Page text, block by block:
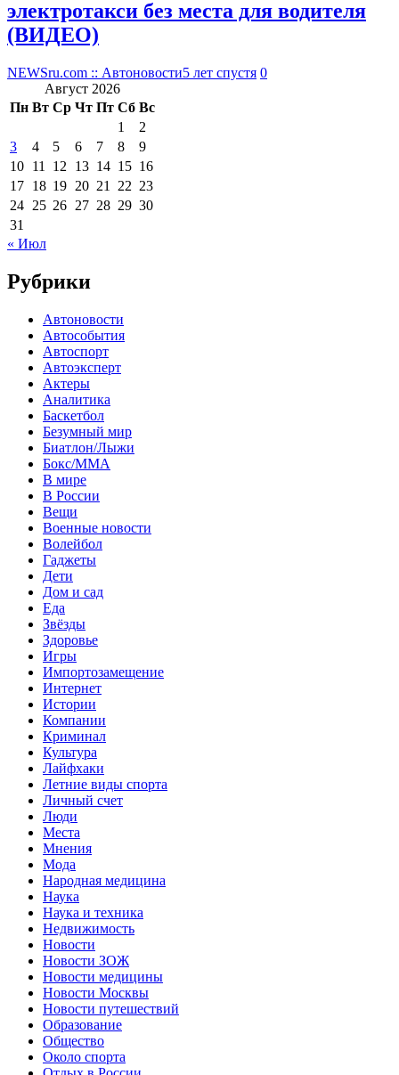
электротакси без места для водителя
(ВИДЕО)
NEWSru.com :: Автоновости5 лет спустя 0
Август 2026
Пн Вт Ср Чт Пт Сб Вс
1
2
3
4 5 6 7 8
9
10 11 12 13 14 15 16
17 18 19 20 21 22 23
24 25 26 27 28 29 30
31
« Июл
Рубрики
Автоновости
Автособытия
Автоспорт
Автоэксперт
Актеры
Аналитика
Баскетбол
Безумный мир
Биатлон/Лыжи
Бокс/MMA
В мире
В России
Вещи
Военные новости
Волейбол
Гаджеты
Дети
Дом и сад
Еда
Звёзды
Здоровье
Игры
Импортозамещение
Интернет
Истории
Компании
Криминал
Культура
Лайфхаки
Летние виды спорта
Личный счет
Люди
Места
Мнения
Мода
Народная медицина
Наука
Наука и техника
Недвижимость
Новости
Новости ЗОЖ
Новости медицины
Новости Москвы
Новости путешествий
Образование
Общество
Около спорта